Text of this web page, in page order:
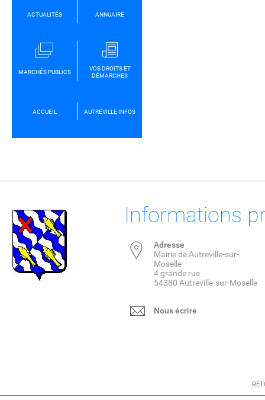
ACTUALITÉS ANNUAIRE
MARCHÉS PUBLICS
VOS DROITS ET
DÉMARCHES
ACCUEIL AUTREVILLE INFOS
Informations
Adresse
Mairie de Autreville-sur-
Moselle
4 grande rue
54380 Autreville-sur-Moselle
Nous écrire